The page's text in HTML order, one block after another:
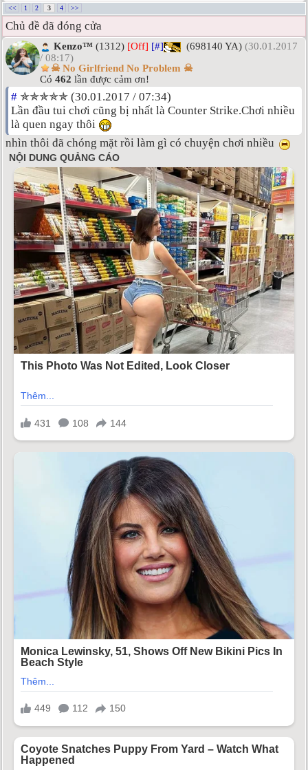
<< 1 2 3 4 >>
Chủ đề đã đóng cửa
Kenzo™ (1312) [Off] [#] (698140 YA) (30.01.2017
/ 08:17)
☠ No Girlfriend No Problem ☠
Có 462 lần được cảm ơn!
# ✯✯✯✯✯ (30.01.2017 / 07:34)
Lần đầu tui chơi cũng bị nhất là Counter Strike.Chơi nhiều
là quen ngay thôi
nhìn thôi đã chóng mặt rồi làm gì có chuyện chơi nhiều